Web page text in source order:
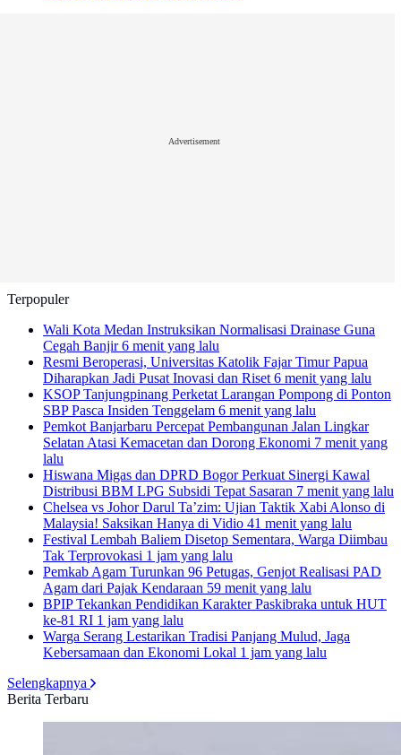
Advertisement
Terpopuler
Wali Kota Medan Instruksikan Normalisasi Drainase Guna
Cegah Banjir6 menit yang lalu
Resmi Beroperasi, Universitas Katolik Fajar Timur Papua
Diharapkan Jadi Pusat Inovasi dan Riset6 menit yang lalu
KSOP Tanjungpinang Perketat Larangan Pompong di Ponton
SBP Pasca Insiden Tenggelam 6 menit yang lalu
Pemkot Banjarbaru Percepat Pembangunan Jalan Lingkar
Selatan Atasi Kemacetan dan Dorong Ekonomi 7 menit yang
lalu
Hiswana Migas dan DPRD Bogor Perkuat Sinergi Kawal
Distribusi BBM LPG Subsidi Tepat Sasaran 7 menit yang lalu
Chelsea vs Johor Darul Ta’zim: Ujian Taktik Xabi Alonso di
Malaysia! Saksikan Hanya di Vidio 41 menit yang lalu
Festival Lembah Baliem Disetop Sementara, Warga Diimbau
Tak Terprovokasi 1 jam yang lalu
Pemkab Agam Turunkan 96 Petugas, Genjot Realisasi PAD
Agam dari Pajak Kendaraan 59 menit yang lalu
BPIP Tekankan Pendidikan Karakter Paskibraka untuk HUT
ke-81 RI 1 jam yang lalu
Warga Serang Lestarikan Tradisi Panjang Mulud, Jaga
Kebersamaan dan Ekonomi Lokal 1 jam yang lalu
Selengkapnya
Berita Terbaru